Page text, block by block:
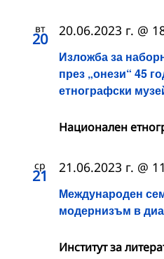
вт
20
Изложба за
през „онези“ 45
етнографски
20.06.2023 г. @
Национален
ср
21
Международен
модернизъм в
21.06.2023 г. @
Институт за